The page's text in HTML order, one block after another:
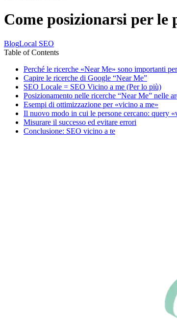
Come posizionarsi per le
BlogLocal SEO
Table of Contents
Perché le ricerche «Near Me» sono importanti
Capire le ricerche di Google “Near Me”
SEO Locale = SEO Vicino a me (Per lo più)
Posizionamento nelle ricerche “Near Me” nelle
Esempi di ottimizzazione per «vicino a me»
Il nuovo modo in cui le persone cercano: query
Misurare il successo ed evitare errori
Conclusione: SEO vicino a te